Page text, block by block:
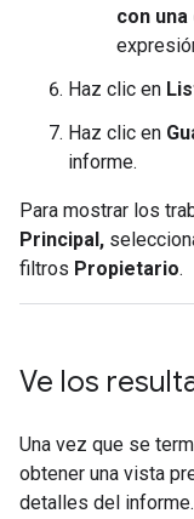
con
Haz clic en
Haz clic en
informe.
Para mostrar los
Principal,
filtros Propietario.
Ve los
Una vez que se
obtener una vista
detalles del